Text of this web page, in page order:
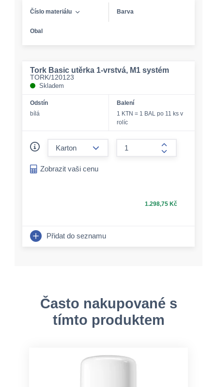
Číslo materiálu Barva
Obal
Tork Basic utěrka 1-vrstvá, M1 systém
TORK/120123
Skladem
Odstín
bílá
Balení
1 KTN = 1 BAL po 11 ks v
rolíc
form.increase-
Zobrazit vaši cenu
1.298,75 Kč
Přidat do seznamu
Často nakupované s
tímto produktem